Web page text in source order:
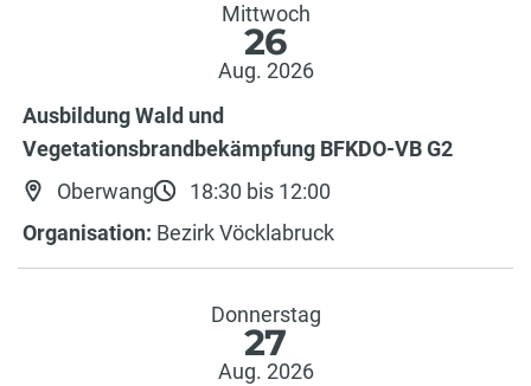
Mittwoch
26
Aug. 2026
Ausbildung Wald und
Vegetationsbrandbekämpfung BFKDO-VB G2
Oberwang
18:30 bis 12:00
Organisation: Bezirk Vöcklabruck
Donnerstag
27
Aug. 2026